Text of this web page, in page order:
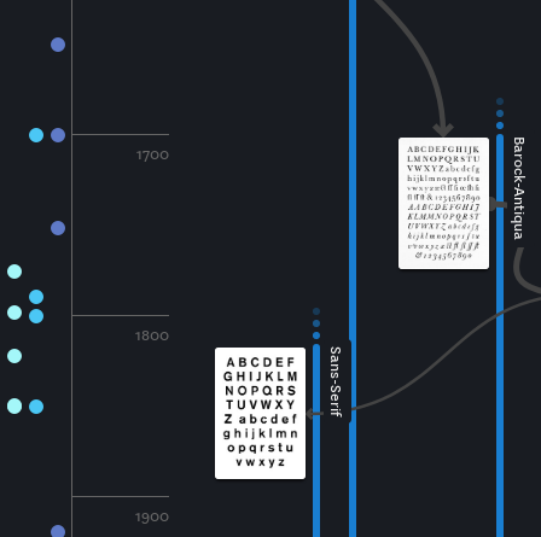
1700
1800
1900
Barock-Antiqua
Sans-Serif